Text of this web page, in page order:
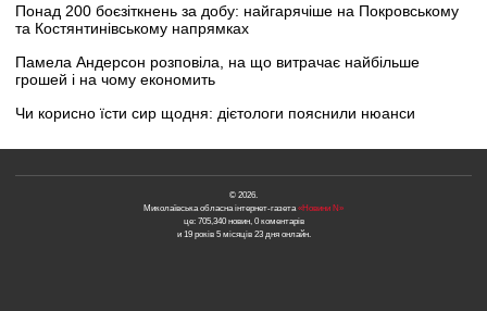
Понад 200 боєзіткнень за добу: найгарячіше на Покровському
та Костянтинівському напрямках
Памела Андерсон розповіла, на що витрачає найбільше
грошей і на чому економить
Чи корисно їсти сир щодня: дієтологи пояснили нюанси
© 2026.
Миколаївська обласна інтернет-газета «Новини N»
це: 705,340 новин, 0 коментарів
и 19 років 5 місяців 23 дня онлайн.